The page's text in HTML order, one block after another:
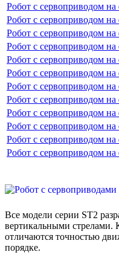
Робот с сервоприводом
Робот с сервоприводом
Робот с сервоприводом
Робот с сервоприводом
Робот с сервоприводом
Робот с сервоприводом
Робот с сервоприводом
Робот с сервоприводом
Робот с сервоприводом
Робот с сервоприводом
Робот с сервоприводом
Робот с сервоприводом
Все модели серии ST2
вертикальными стрелами.
отличаются точностью
порядке.